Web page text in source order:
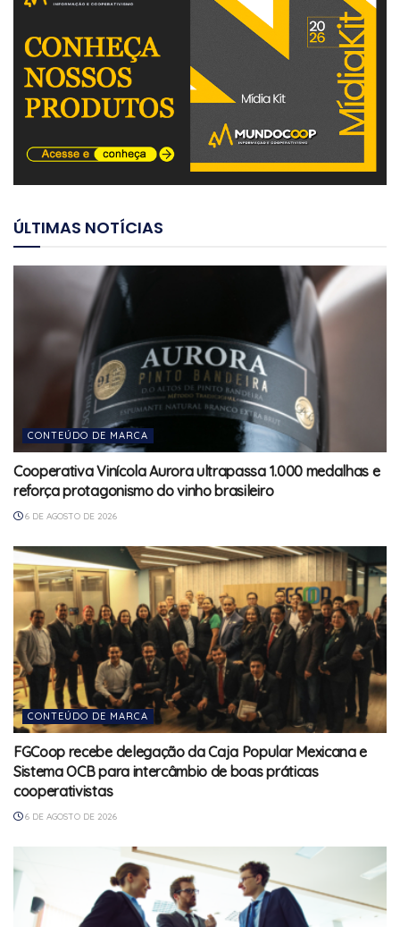
ÚLTIMAS NOTÍCIAS
CONTEÚDO DE MARCA
Cooperativa Vinícola Aurora ultrapassa 1.000 medalhas e
reforça protagonismo do vinho brasileiro
6 DE AGOSTO DE 2026
CONTEÚDO DE MARCA
FGCoop recebe delegação da Caja Popular Mexicana e
Sistema OCB para intercâmbio de boas práticas
cooperativistas
6 DE AGOSTO DE 2026